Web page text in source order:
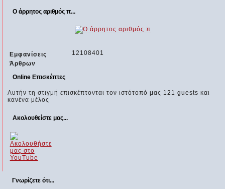
Ο άρρητος αριθμός π...
Εμφανίσεις
Άρθρων
12108401
Online Επισκέπτες
Αυτήν τη στιγμή επισκέπτονται τον ιστότοπό μας 121 guests και
κανένα μέλος
Ακολουθείστε μας...
Γνωρίζετε ότι...